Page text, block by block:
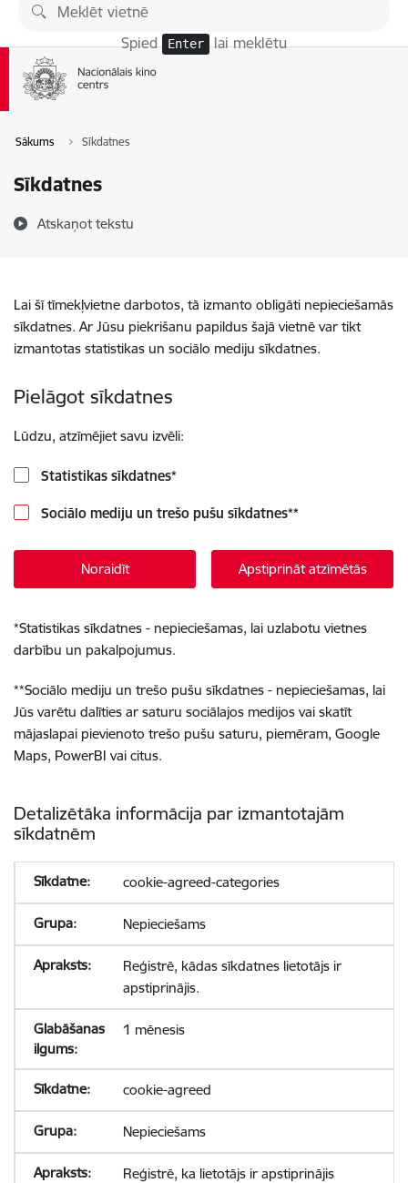
Pāriet uz lapas saturu
Spied Enter lai meklētu
Sākums Sīkdatnes
Sīkdatnes
Atskaņot tekstu
Lai šī tīmekļvietne darbotos, tā izmanto obligāti nepieciešamās
sīkdatnes. Ar Jūsu piekrišanu papildus šajā vietnē var tikt
izmantotas statistikas un sociālo mediju sīkdatnes.
Pielāgot sīkdatnes
Lūdzu, atzīmējiet savu izvēli:
Statistikas sīkdatnes*
Sociālo mediju un trešo pušu sīkdatnes**
Noraidīt Apstiprināt atzīmētās
*Statistikas sīkdatnes - nepieciešamas, lai uzlabotu vietnes
darbību un pakalpojumus.
**Sociālo mediju un trešo pušu sīkdatnes - nepieciešamas, lai
Jūs varētu dalīties ar saturu sociālajos medijos vai skatīt
mājaslapai pievienoto trešo pušu saturu, piemēram, Google
Maps, PowerBI vai citus.
Detalizētāka informācija par izmantotajām
sīkdatnēm
cookie-agreed-categories
Nepieciešams
Reģistrē, kādas sīkdatnes lietotājs ir
apstiprinājis.
1 mēnesis
cookie-agreed
Nepieciešams
Reģistrē, ka lietotājs ir apstiprinājis